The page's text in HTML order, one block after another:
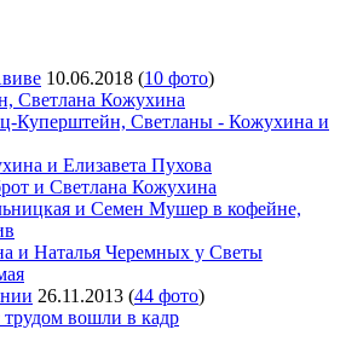
10.06.2018 (10 фото)
26.11.2013 (44 фото)